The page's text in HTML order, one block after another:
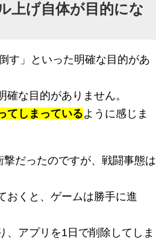
げ自体が目的にな
す」といった明確な目的があ
な目的がありません。
てしまっているように感じま
だったのですが、戦闘事態は
おくと、ゲームは勝手に進
、アプリを1日で削除してしま